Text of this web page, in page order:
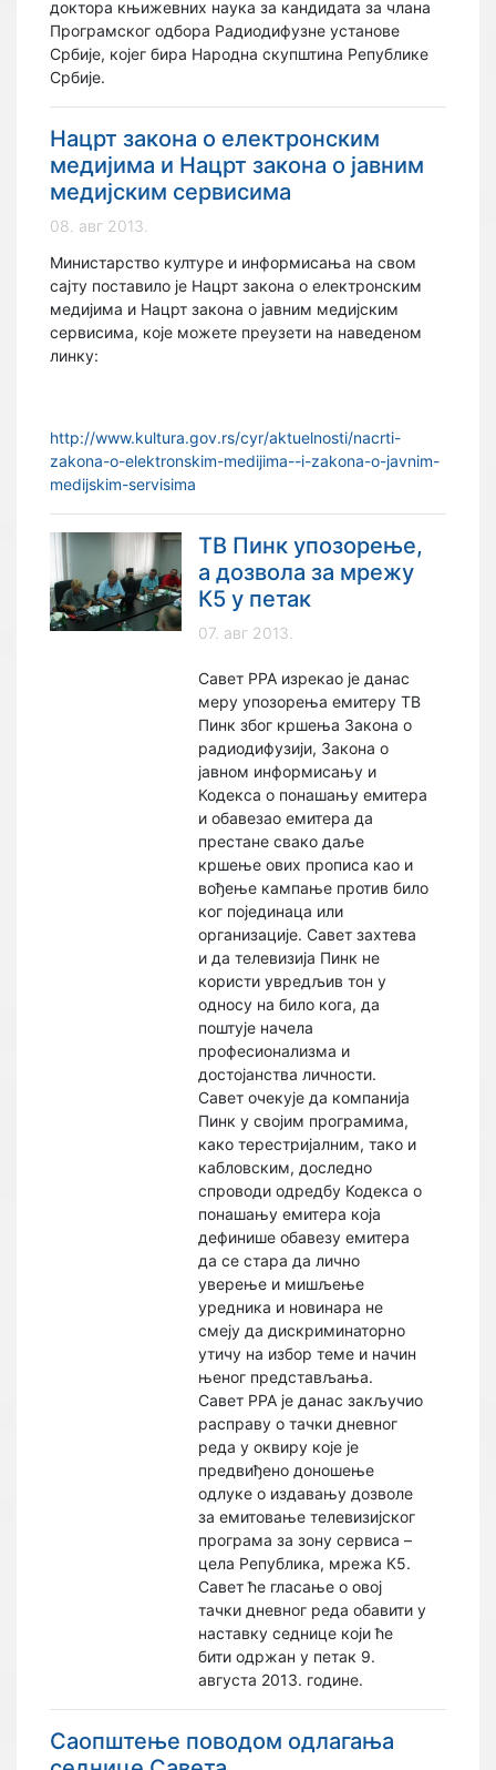
доктора књижевних наука за кандидата за члана
Програмског одбора Радиодифузне установе
Србије, којег бира Народна скупштина Републике
Србије.
Нацрт закона о електронским
медијима и Нацрт закона о јавним
медијским сервисима
08. авг 2013.
Министарство културе и информисања на свом
сајту поставило је Нацрт закона о електронским
медијима и Нацрт закона о јавним медијским
сервисима, које можете преузети на наведеном
линку:
http://www.kultura.gov.rs/cyr/aktuelnosti/nacrti-
zakona-o-elektronskim-medijima--i-zakona-o-javnim-
medijskim-servisima
ТВ Пинк упозорење,
а дозвола за мрежу
К5 у петак
07. авг 2013.
Савет РРА изрекао је данас
меру упозорења емитеру ТВ
Пинк због кршења Закона о
радиодифузији, Закона о
јавном информисању и
Кодекса о понашању емитера
и обавезао емитера да
престане свако даље
кршење ових прописа као и
вођење кампање против било
ког појединаца или
организације. Савет захтева
и да телевизија Пинк не
користи увредљив тон у
односу на било кога, да
поштује начела
професионализма и
достојанства личности.
Савет очекује да компанија
Пинк у својим програмима,
како терестријалним, тако и
кабловским, доследно
спроводи одредбу Кодекса о
понашању емитера која
дефинише обавезу емитера
да се стара да лично
уверење и мишљење
уредника и новинара не
смеју да дискриминаторно
утичу на избор теме и начин
њеног представљања.
Савет РРА је данас закључио
расправу о тачки дневног
реда у оквиру које је
предвиђено доношење
одлуке о издавању дозволе
за емитовање телевизијског
програма за зону сервиса –
цела Република, мрежа К5.
Савет ће гласање о овој
тачки дневног реда обавити у
наставку седнице који ће
бити одржан у петак 9.
августа 2013. године.
Саопштење поводом одлагања